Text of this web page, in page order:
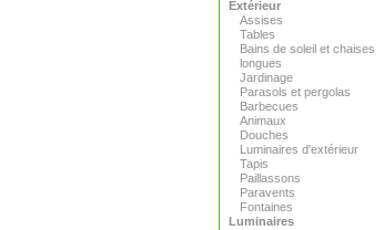
Extérieur
Assises
Tables
Bains de soleil et chaises
longues
Jardinage
Parasols et pergolas
Barbecues
Animaux
Douches
Luminaires d'extérieur
Tapis
Paillassons
Paravents
Fontaines
Luminaires